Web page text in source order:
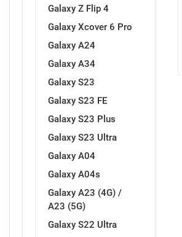
Galaxy Z Flip 4
Galaxy Xcover 6 Pro
Galaxy A24
Galaxy A34
Galaxy S23
Galaxy S23 FE
Galaxy S23 Plus
Galaxy S23 Ultra
Galaxy A04
Galaxy A04s
Galaxy A23 (4G) /
A23 (5G)
Galaxy S22 Ultra
Doodles
Monogrami